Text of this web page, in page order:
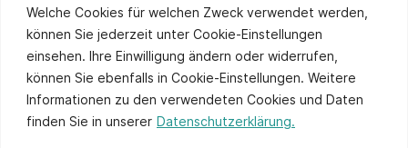
Welche Cookies für welchen Zweck verwendet werden,
können Sie jederzeit unter Cookie-Einstellungen
einsehen. Ihre Einwilligung ändern oder widerrufen,
können Sie ebenfalls in Cookie-Einstellungen. Weitere
Informationen zu den verwendeten Cookies und Daten
finden Sie in unserer Datenschutzerklärung.